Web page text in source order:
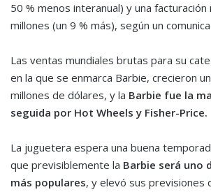
50 % menos interanual) y una
millones (un 9 % más), según un
Las ventas mundiales brutas para su
en la que se enmarca Barbie, crecieron
millones de dólares, y la Barbie fue la
seguida por Hot Wheels y Fisher-Price.
La juguetera espera una buena
que previsiblemente la Barbie será uno
más populares, y elevó sus previsiones